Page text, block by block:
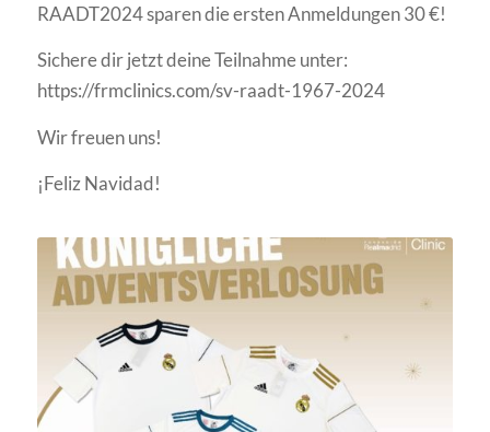
RAADT2024 sparen die ersten Anmeldungen 30 €!
Sichere dir jetzt deine Teilnahme unter:
https://frmclinics.com/sv-raadt-1967-2024
Wir freuen uns!
¡Feliz Navidad!